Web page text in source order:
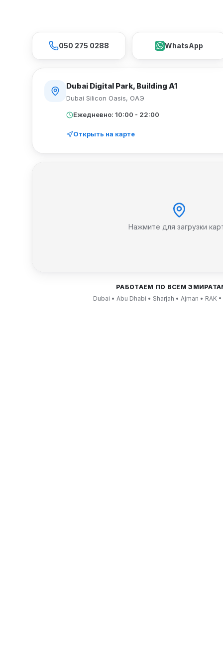
050 275 0288 WhatsApp
Dubai Digital Park, Building A1
Dubai Silicon Oasis, ОАЭ
Ежедневно: 10:00 - 22:00
Открыть на карте
Нажмите для загрузки
РАБОТАЕМ ПО ВСЕМ
Dubai • Abu Dhabi • Sharjah • Ajman • RAK